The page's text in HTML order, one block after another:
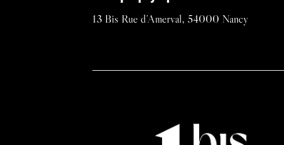
13 Bis Rue d’Amerval, 54000 Nancy